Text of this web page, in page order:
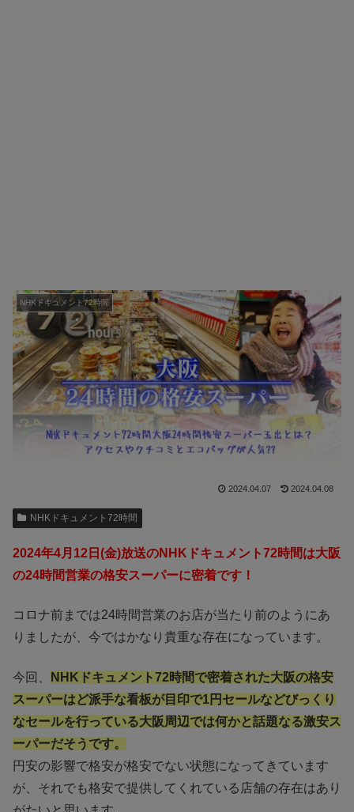
NHKドキュメント72時間
2024.04.07 2024.04.08
NHKドキュメント72時間
2024年4月12日(金)放送のNHKドキュメント72時間は大阪
の24時間営業の格安スーパーに密着です！
コロナ前までは24時間営業のお店が当たり前のようにあ
りましたが、今ではかなり貴重な存在になっています。
今回、
NHKドキュメント72時間で密着された大阪の格安
スーパーはど派手な看板が目印で1円セールなどびっくり
なセールを行っている大阪周辺では何かと話題なる激安ス
ーパーだそうです。
円安の影響で格安が格安でない状態になってきています
が、それでも格安で提供してくれている店舗の存在はあり